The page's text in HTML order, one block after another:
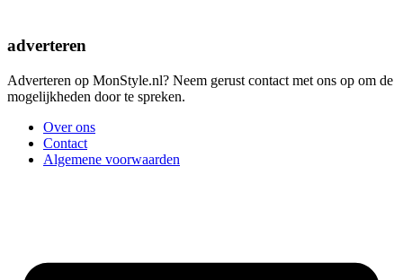
adverteren
Adverteren op MonStyle.nl? Neem gerust contact met ons op om de
mogelijkheden door te spreken.
Over ons
Contact
Algemene voorwaarden